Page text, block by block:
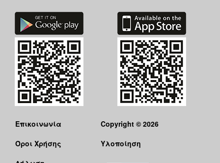
Επικοινωνία
Όροι Χρήσης
Copyright © 2026
Υλοποίηση